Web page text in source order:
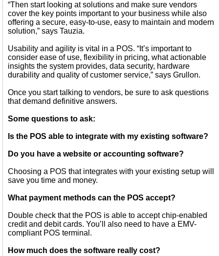
“Then start looking at solutions and make sure vendors
cover the key points important to your business while also
offering a secure, easy-to-use, easy to maintain and modern
solution,” says Tauzia.
Usability and agility is vital in a POS. “It’s important to
consider ease of use, flexibility in pricing, what actionable
insights the system provides, data security, hardware
durability and quality of customer service,” says Grullon.
Once you start talking to vendors, be sure to ask questions
that demand definitive answers.
Some questions to ask:
Is the POS able to integrate with my existing software?
Do you have a website or accounting software?
Choosing a POS that integrates with your existing setup will
save you time and money.
What payment methods can the POS accept?
Double check that the POS is able to accept chip-enabled
credit and debit cards. You’ll also need to have a EMV-
compliant POS terminal.
How much does the software really cost?